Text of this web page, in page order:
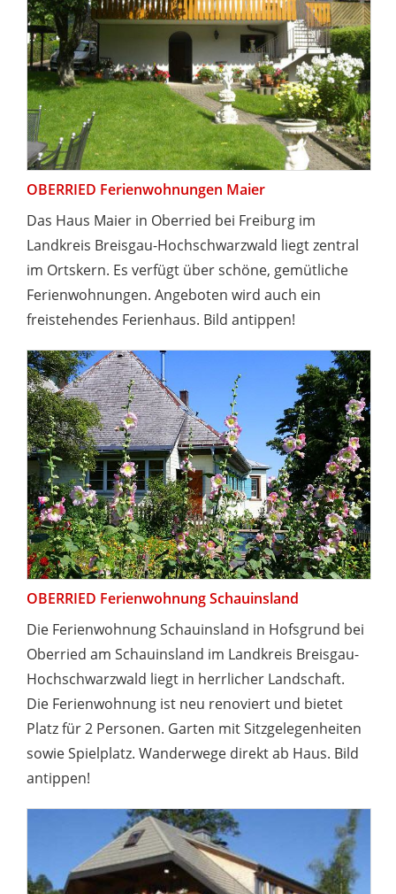
OBERRIED Ferienwohnungen Maier
Das Haus Maier in Oberried bei Freiburg im
Landkreis Breisgau-Hochschwarzwald liegt zentral
im Ortskern. Es verfügt über schöne, gemütliche
Ferienwohnungen. Angeboten wird auch ein
freistehendes Ferienhaus. Bild antippen!
OBERRIED Ferienwohnung Schauinsland
Die Ferienwohnung Schauinsland in Hofsgrund bei
Oberried am Schauinsland im Landkreis Breisgau-
Hochschwarzwald liegt in herrlicher Landschaft.
Die Ferienwohnung ist neu renoviert und bietet
Platz für 2 Personen. Garten mit Sitzgelegenheiten
sowie Spielplatz. Wanderwege direkt ab Haus. Bild
antippen!